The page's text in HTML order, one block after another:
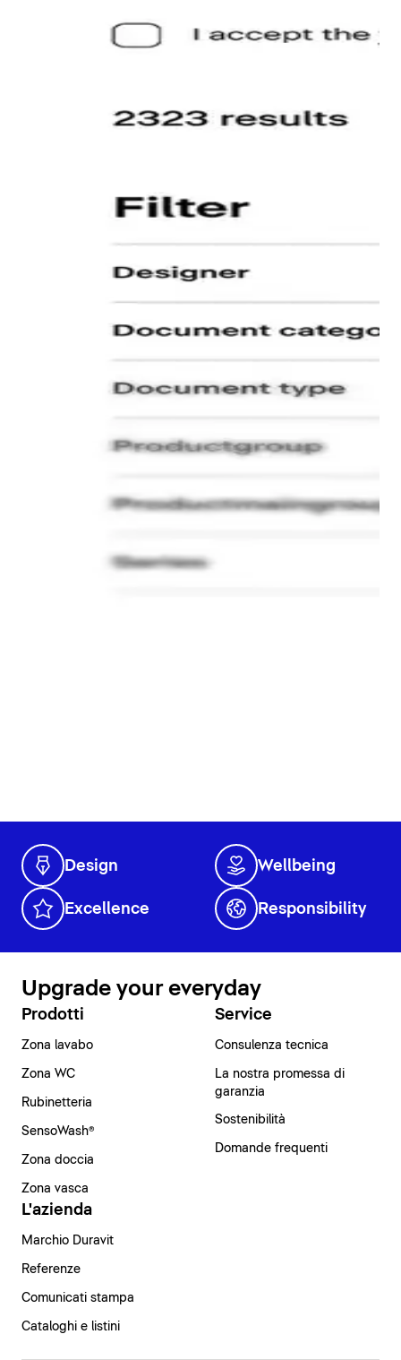
Design Wellbeing
Excellence Responsibility
Upgrade your everyday
Prodotti
Zona lavabo
Zona WC
Rubinetteria
SensoWash®
Zona doccia
Zona vasca
Service
Consulenza tecnica
La nostra promessa di
garanzia
Sostenibilità
Domande frequenti
L'azienda
Marchio Duravit
Referenze
Comunicati stampa
Cataloghi e listini